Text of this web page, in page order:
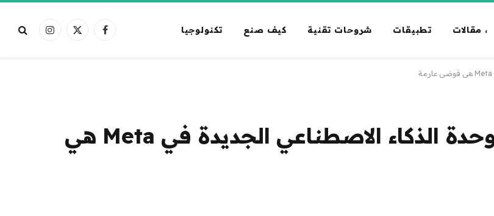
، مقالات تطبيقات شروحات تقنية كيف صنع تكنولوجيا فيسبوكX
الانستغرام
“أخبره أنه قطعة من الخراء”: وحدة الذكاء الاصطناعي الجديدة في Meta هي